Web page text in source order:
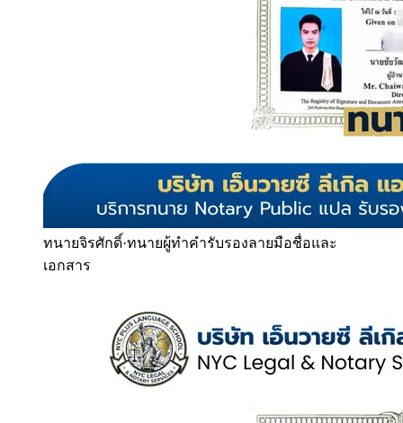
ทนายจิรศักดิ์·ทนายผู้ทำคำรับรองลายมือชื่อและ
เอกสาร